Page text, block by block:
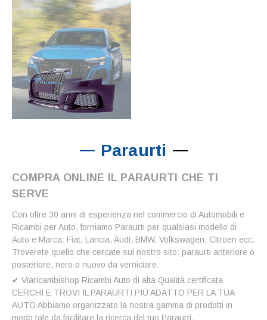
Paraurti
COMPRA ONLINE IL PARAURTI CHE TI
SERVE
Con oltre 30 anni di esperienza nel commercio di Automobili e
Ricambi per Auto, forniamo Paraurti per qualsiasi modello di
Auto e Marca: Fiat, Lancia, Audi, BMW, Volkswagen, Citroen ecc.
Troverete quello che cercate sul nostro sito: paraurti anteriore o
posteriore, nero o nuovo da verniciare.
✔ Viaricambishop Ricambi Auto di alta Qualità certificata
CERCHI E TROVI IL PARAURTI PIÙ ADATTO PER LA TUA
AUTO Abbiamo organizzato la nostra gamma di prodotti in
modo tale da facilitare la ricerca del tuo Paraurti.